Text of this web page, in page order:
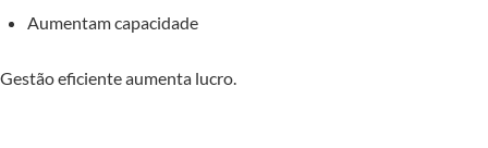
Aumentam capacidade
Gestão eficiente aumenta lucro.